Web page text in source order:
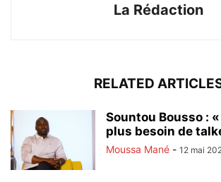
La Rédaction
RELATED
Sountou Bousso : «
plus besoin de
Moussa Mané - 12 mai